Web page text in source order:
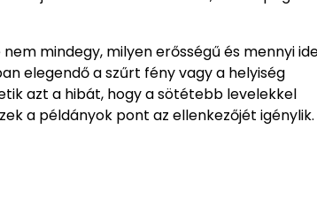
mindegy, milyen erősségű és mennyi
elegendő a szűrt fény vagy a helyiség
azt a hibát, hogy a sötétebb levelekkel
a példányok pont az ellenkezőjét igénylik.